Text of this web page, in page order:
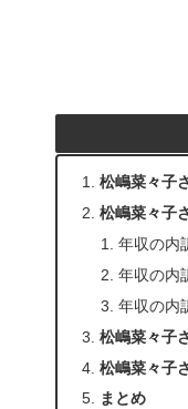
松嶋菜々子
松嶋菜々子
年収の内
年収の内
年収の内
松嶋菜々子
松嶋菜々子
まとめ